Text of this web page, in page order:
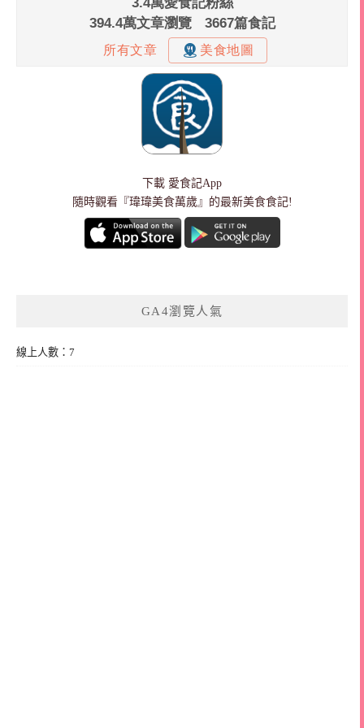
下載 愛食記App
隨時觀看『瑋瑋美食萬歲』的最新美食食記!
GA4瀏覽人氣
線上人數：7